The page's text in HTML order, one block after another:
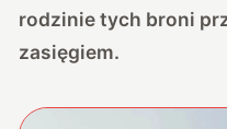
rodzinie tych broni
zasięgiem.